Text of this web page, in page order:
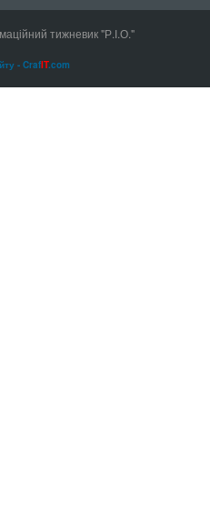
тижневик "Р.І.О."
- CrafIT.com